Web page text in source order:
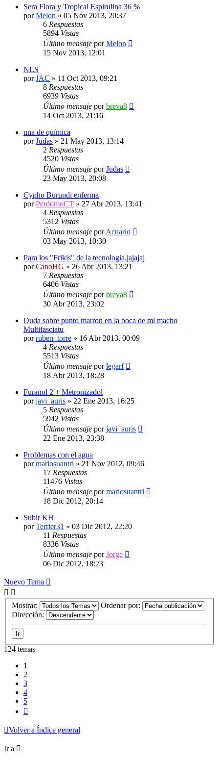
Sera Flora y Tropical Espirulina 36 %
porMelon » 05 Nov 2013, 20:37
6 Respuestas
5894 Vistas
Último mensaje porMelon
15 Nov 2013, 12:01
NLS
porJAC » 11 Oct 2013, 09:21
8 Respuestas
6939 Vistas
Último mensaje porbreva8
14 Oct 2013, 21:16
una de química
porJudas » 21 May 2013, 13:14
2 Respuestas
4520 Vistas
Último mensaje porJudas
23 May 2013, 20:08
Cypho Burundi enferma
porPerdomoCT » 27 Abr 2013, 13:41
4 Respuestas
5312 Vistas
Último mensaje porAcuario
03 May 2013, 10:30
Para los "Frikis" de la tecnologia.jajajaj
porCanoHG » 26 Abr 2013, 13:21
7 Respuestas
6406 Vistas
Último mensaje porbreva8
30 Abr 2013, 23:02
Duda sobre punto marron en la boca de mi macho
Multifasciatu
porruben_torre » 16 Abr 2013, 00:09
4 Respuestas
5513 Vistas
Último mensaje porlegarf
18 Abr 2013, 18:28
Furanol 2 + Metronizadol
porjavi_auris » 22 Ene 2013, 16:25
5 Respuestas
5942 Vistas
Último mensaje porjavi_auris
22 Ene 2013, 23:38
Problemas con el agua
pormariosuantri » 21 Nov 2012, 09:46
17 Respuestas
11476 Vistas
Último mensaje pormariosuantri
18 Dic 2012, 20:14
Subir KH
porTerrier31 » 03 Dic 2012, 22:20
11 Respuestas
8336 Vistas
Último mensaje porJorge
06 Dic 2012, 18:23
Nuevo Tema
Mostrar:
Ordenar por:
Dirección:
124 temas
1
2
3
4
5
Volver a Índice general
Ir a